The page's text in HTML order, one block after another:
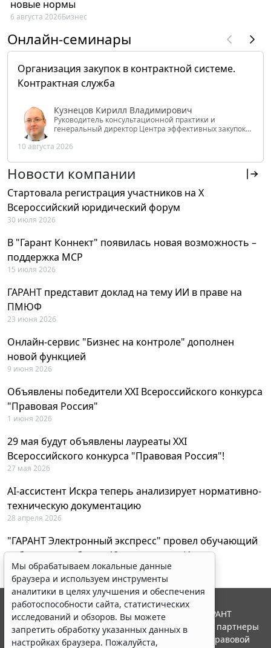
новые нормы
6 августа 2026Бизнес
Онлайн-семинары
Организация закупок в контрактной системе.
Контрактная служба
Кузнецов Кирилл Владимирович
Руководитель консультационной практики и
генеральный директор Центра эффективных закупок
РФ
10 августа 2026
Новости компании
Стартовала регистрация участников на X
Всероссийский юридический форум
30 июля 2026
В "Гарант Коннект" появилась новая возможность –
поддержка MCP
15 июля 2026
ГАРАНТ представит доклад на тему ИИ в праве на
ПМЮФ
23 июня 2026
Онлайн-сервис "Бизнес на контроле" дополнен
новой функцией
9 июня 2026
Объявлены победители XXI Всероссийского конкурса
"Правовая Россия"
1 июня 2026
29 мая будут объявлены лауреаты XXI
Всероссийского конкурса "Правовая Россия"!
27 мая 2026
AI-ассистент Искра теперь анализирует нормативно-
техническую документацию
28 апреля 2026
"ГАРАНТ Электронный экспресс" провел обучающий
вебинар по работе с AI-ассистентом Искра
23 апреля 2026
Мы обрабатываем локальные данные
браузера и используем инструменты
аналитики в целях улучшения и обеспечения
работоспособности сайта, статистических
исследований и обзоров. Вы можете
запретить обработку указанных данных в
настройках браузера. Пожалуйста,
© ООО "НПП "ГАРАНТ-СЕРВИС", 2026. Система ГАРАНТ
выпускается с 1990 года. Компания "Гарант" и ее партнеры
являются участниками Российской ассоциации правовой